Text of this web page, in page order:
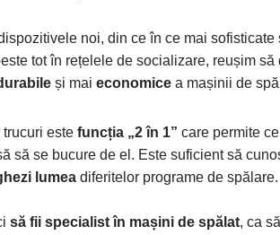
noi, din ce în ce mai sofisticate
tot în rețelele de socializare, reușim
și mai economice a mașinii de
este funcția „2 în 1” care permite
să se bucure de el. Este suficient să
lumea diferitelor programe de spălare.
să fii specialist în mașini de spălat, ca